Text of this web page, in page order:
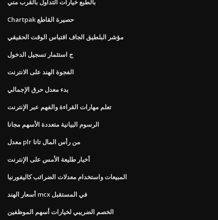
بالطبع خيارات التداول بالقرب مني
Chartpak حصيرة القاطع
مؤشر البلطيق الجاف اقتباس الوقت الحقيقي
ج استثمار تسجيل الدخول
الفجوة الهند على الانترنت
بدء معدل حرق الإجمالي
تعلم مهارات القراءة والفهم عبر الإنترنت
الرسوم البيانية متعددة الأسهم مجانا
معدل plr من رأس المال تاتا
أخبار طليعة الأمس على الإنترنت
المبيعات واستخدام معدلات الضرائب كاليفورنيا
أسعار الهند mcx في المستقبل
الخصم الضريبي لخيارات أسهم الموظفين